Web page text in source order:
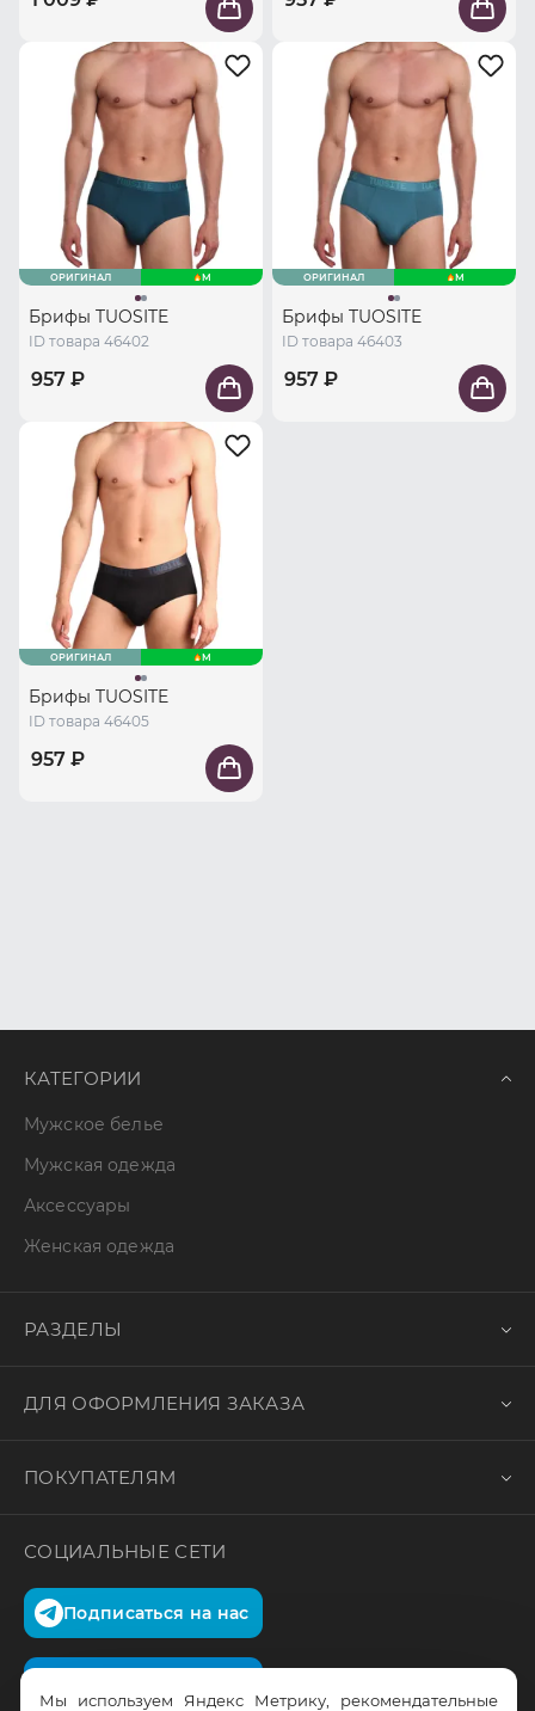
ОРИГИНАЛ M
Брифы TUOSITE
ID товара 46402
957 ₽
ОРИГИНАЛ M
Брифы TUOSITE
ID товара 46403
957 ₽
ОРИГИНАЛ M
Брифы TUOSITE
ID товара 46405
957 ₽
КАТЕГОРИИ
Мужское белье
Мужская одежда
Аксессуары
Женская одежда
РАЗДЕЛЫ
ДЛЯ ОФОРМЛЕНИЯ ЗАКАЗА
ПОКУПАТЕЛЯМ
СОЦИАЛЬНЫЕ СЕТИ
Подписаться на нас
Мы используем Яндекс Метрику, рекомендательные